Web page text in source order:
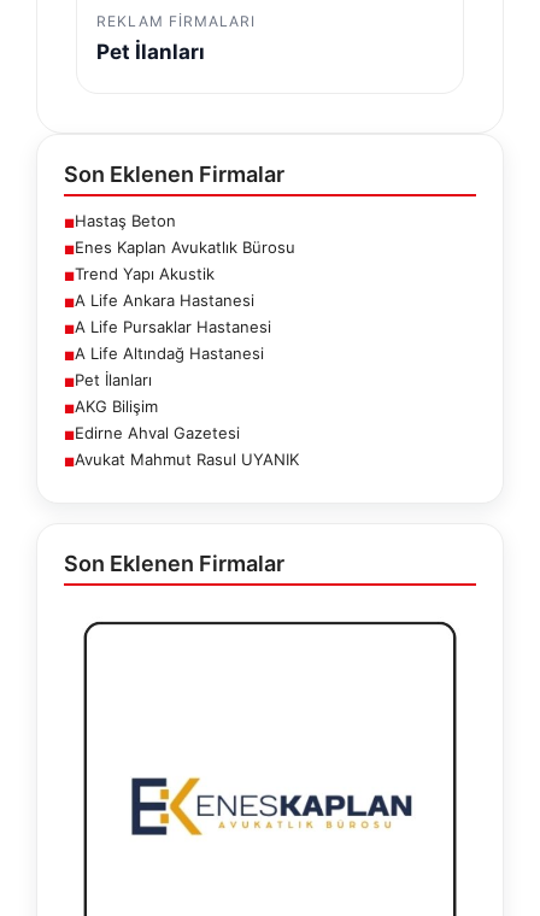
REKLAM FIRMALARI
Pet İlanları
Son Eklenen Firmalar
■Hastaş Beton
■Enes Kaplan Avukatlık Bürosu
■Trend Yapı Akustik
■A Life Ankara Hastanesi
■A Life Pursaklar Hastanesi
■A Life Altındağ Hastanesi
■Pet İlanları
■AKG Bilişim
■Edirne Ahval Gazetesi
■Avukat Mahmut Rasul UYANIK
Son Eklenen Firmalar